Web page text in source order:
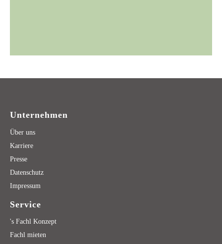
Unternehmen
Über uns
Karriere
Presse
Datenschutz
Impressum
Service
's Fachl Konzept
Fachl mieten